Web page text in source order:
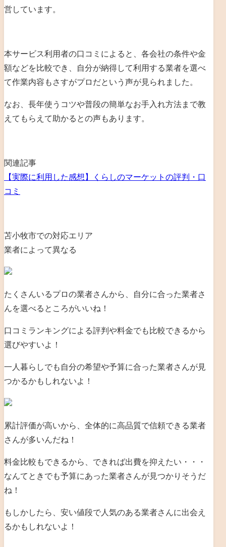
営しています。
本サービス利用者の口コミによると、各会社の条件や金
額などを比較でき、自分が納得して利用する業者を選べ
て作業内容もさすがプロだという声が見られました。
なお、長年使うコツや普段の簡単なお手入れ方法まで教
えてもらえて助かるとの声もあります。
関連記事
【実際に利用した感想】くらしのマーケットの評判・口
コミ
苫小牧市での対応エリア
業者によって異なる
たくさんいるプロの業者さんから、自分に合った業者さ
んを選べるところがいいね！
口コミランキングによる評判や料金でも比較できるから
選びやすいよ！
一人暮らしでも自分の希望や予算に合った業者さんが見
つかるかもしれないよ！
累計評価が高いから、全体的に高品質で信頼できる業者
さんが多いんだね！
料金比較もできるから、できれば出費を抑えたい・・・
なんてときでも予算にあった業者さんが見つかりそうだ
ね！
もしかしたら、安い値段で人気のある業者さんに出会え
るかもしれないよ！